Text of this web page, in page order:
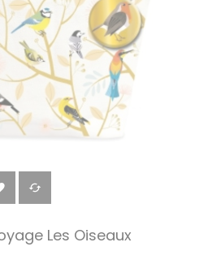

Les Oiseaux